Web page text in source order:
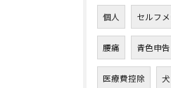
個人 セルフ
腰痛 青色申告
医療費控除 犬